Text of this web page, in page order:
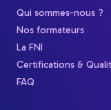
Qui sommes-nous ?
Nos formateurs
La FNI
Certifications &
FAQ